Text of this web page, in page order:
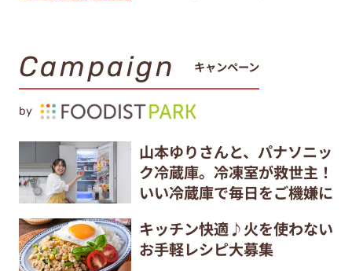
Campaign キャンペーン
by
山本ゆりさんと、パナソニッ
ク冷蔵庫。冷凍室が救世主！
いい冷蔵庫で毎日をご機嫌に
キッチン快適♪火を使わない
お手軽レシピ大募集